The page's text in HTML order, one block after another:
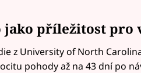
jako příležitost pro
z University of North
pohody až na 43 dní po